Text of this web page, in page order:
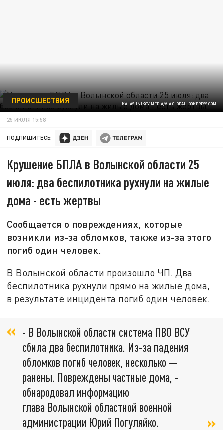
KALASHNIKOV MEDIA/VIA GLOBALLOOKPRESS.COM
ПРОИСШЕСТВИЯ
25 ИЮЛЯ 15:58
ПОДПИШИТЕСЬ:
Крушение БПЛА в Волынской области 25
июля: два беспилотника рухнули на жилые
дома - есть жертвы
Сообщается о повреждениях, которые
возникли из-за обломков, также из-за этого
погиб один человек.
В Волынской области произошло ЧП. Два
беспилотника рухнули прямо на жилые дома,
в результате инцидента погиб один человек.
- В Волынской области система ПВО ВСУ
сбила два беспилотника. Из-за падения
обломков погиб человек, несколько —
ранены. Повреждены частные дома, -
обнародовал информацию
глава Волынской областной военной
администрации Юрий Погуляйко.